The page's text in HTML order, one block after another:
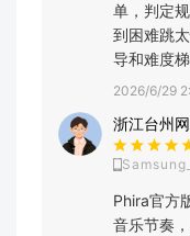
单，判定
到困难跳
导和难度梯
2026/6/29
浙江台州
Phira官方
音乐节奏